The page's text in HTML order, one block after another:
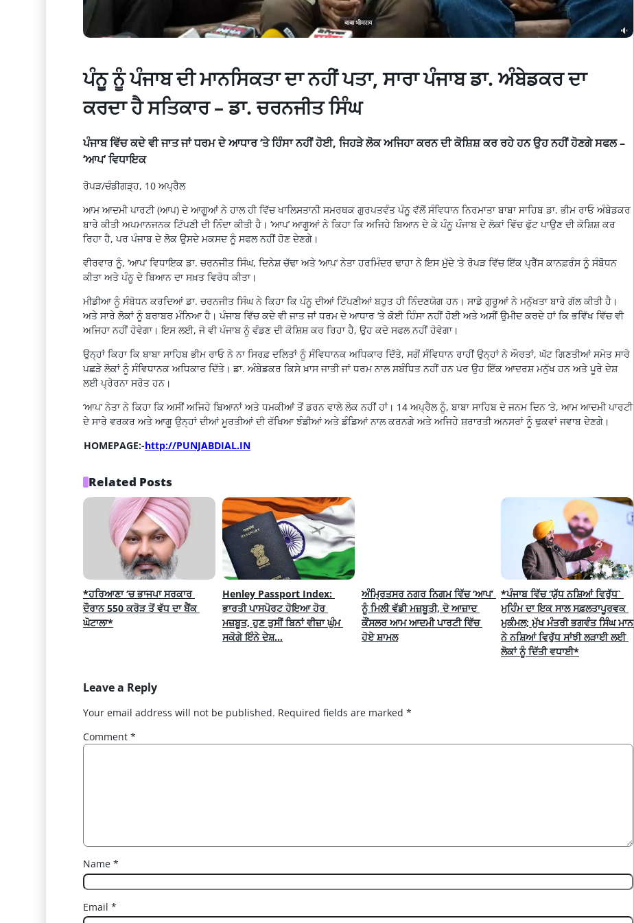
ਪੰਨੂ ਨੂੰ ਪੰਜਾਬ ਦੀ ਮਾਨਸਿਕਤਾ ਦਾ ਨਹੀਂ ਪਤਾ, ਸਾਰਾ ਪੰਜਾਬ ਡਾ. ਅੰਬੇਡਕਰ ਦਾ
ਕਰਦਾ ਹੈ ਸਤਿਕਾਰ – ਡਾ. ਚਰਨਜੀਤ ਸਿੰਘ
ਪੰਜਾਬ ਵਿੱਚ ਕਦੇ ਵੀ ਜਾਤ ਜਾਂ ਧਰਮ ਦੇ ਆਧਾਰ ‘ਤੇ ਹਿੰਸਾ ਨਹੀਂ ਹੋਈ, ਜਿਹੜੇ ਲੋਕ ਅਜਿਹਾ ਕਰਨ ਦੀ ਕੋਸ਼ਿਸ਼ ਕਰ ਰਹੇ ਹਨ ਉਹ ਨਹੀਂ ਹੋਣਗੇ ਸਫਲ –
‘ਆਪ’ ਵਿਧਾਇਕ
ਰੋਪੜ/ਚੰਡੀਗੜ੍ਹ, 10 ਅਪ੍ਰੈਲ
ਆਮ ਆਦਮੀ ਪਾਰਟੀ (ਆਪ) ਦੇ ਆਗੂਆਂ ਨੇ ਹਾਲ ਹੀ ਵਿੱਚ ਖਾਲਿਸਤਾਨੀ ਸਮਰਥਕ ਗੁਰਪਤਵੰਤ ਪੰਨੂ ਵੱਲੋਂ ਸੰਵਿਧਾਨ ਨਿਰਮਾਤਾ ਬਾਬਾ ਸਾਹਿਬ ਡਾ. ਭੀਮ ਰਾਓ ਅੰਬੇਡਕਰ
ਬਾਰੇ ਕੀਤੀ ਅਪਮਾਨਜਨਕ ਟਿੱਪਣੀ ਦੀ ਨਿੰਦਾ ਕੀਤੀ ਹੈ। ‘ਆਪ’ ਆਗੂਆਂ ਨੇ ਕਿਹਾ ਕਿ ਅਜਿਹੇ ਬਿਆਨ ਦੇ ਕੇ ਪੰਨੂ ਪੰਜਾਬ ਦੇ ਲੋਕਾਂ ਵਿੱਚ ਫੁੱਟ ਪਾਉਣ ਦੀ ਕੋਸ਼ਿਸ਼ ਕਰ
ਰਿਹਾ ਹੈ, ਪਰ ਪੰਜਾਬ ਦੇ ਲੋਕ ਉਸਦੇ ਮਕਸਦ ਨੂੰ ਸਫਲ ਨਹੀਂ ਹੋਣ ਦੇਣਗੇ।
ਵੀਰਵਾਰ ਨੂੰ, ‘ਆਪ’ ਵਿਧਾਇਕ ਡਾ. ਚਰਨਜੀਤ ਸਿੰਘ, ਦਿਨੇਸ਼ ਚੱਢਾ ਅਤੇ ‘ਆਪ’ ਨੇਤਾ ਹਰਮਿੰਦਰ ਢਾਹਾ ਨੇ ਇਸ ਮੁੱਦੇ ‘ਤੇ ਰੋਪੜ ਵਿੱਚ ਇੱਕ ਪ੍ਰੈੱਸ ਕਾਨਫ਼ਰੰਸ ਨੂੰ ਸੰਬੋਧਨ
ਕੀਤਾ ਅਤੇ ਪੰਨੂ ਦੇ ਬਿਆਨ ਦਾ ਸਖ਼ਤ ਵਿਰੋਧ ਕੀਤਾ।
ਮੀਡੀਆ ਨੂੰ ਸੰਬੋਧਨ ਕਰਦਿਆਂ ਡਾ. ਚਰਨਜੀਤ ਸਿੰਘ ਨੇ ਕਿਹਾ ਕਿ ਪੰਨੂ ਦੀਆਂ ਟਿੱਪਣੀਆਂ ਬਹੁਤ ਹੀ ਨਿੰਦਣਯੋਗ ਹਨ। ਸਾਡੇ ਗੁਰੂਆਂ ਨੇ ਮਨੁੱਖਤਾ ਬਾਰੇ ਗੱਲ ਕੀਤੀ ਹੈ।
ਅਤੇ ਸਾਰੇ ਲੋਕਾਂ ਨੂੰ ਬਰਾਬਰ ਮੰਨਿਆ ਹੈ। ਪੰਜਾਬ ਵਿੱਚ ਕਦੇ ਵੀ ਜਾਤ ਜਾਂ ਧਰਮ ਦੇ ਆਧਾਰ ‘ਤੇ ਕੋਈ ਹਿੰਸਾ ਨਹੀਂ ਹੋਈ ਅਤੇ ਅਸੀਂ ਉਮੀਦ ਕਰਦੇ ਹਾਂ ਕਿ ਭਵਿੱਖ ਵਿੱਚ ਵੀ
ਅਜਿਹਾ ਨਹੀਂ ਹੋਵੇਗਾ। ਇਸ ਲਈ, ਜੋ ਵੀ ਪੰਜਾਬ ਨੂੰ ਵੰਡਣ ਦੀ ਕੋਸ਼ਿਸ਼ ਕਰ ਰਿਹਾ ਹੈ, ਉਹ ਕਦੇ ਸਫਲ ਨਹੀਂ ਹੋਵੇਗਾ।
ਉਨ੍ਹਾਂ ਕਿਹਾ ਕਿ ਬਾਬਾ ਸਾਹਿਬ ਭੀਮ ਰਾਓ ਨੇ ਨਾ ਸਿਰਫ਼ ਦਲਿਤਾਂ ਨੂੰ ਸੰਵਿਧਾਨਕ ਅਧਿਕਾਰ ਦਿੱਤੇ, ਸਗੋਂ ਸੰਵਿਧਾਨ ਰਾਹੀਂ ਉਨ੍ਹਾਂ ਨੇ ਔਰਤਾਂ, ਘੱਟ ਗਿਣਤੀਆਂ ਸਮੇਤ ਸਾਰੇ
ਪਛੜੇ ਲੋਕਾਂ ਨੂੰ ਸੰਵਿਧਾਨਕ ਅਧਿਕਾਰ ਦਿੱਤੇ। ਡਾ. ਅੰਬੇਡਕਰ ਕਿਸੇ ਖ਼ਾਸ ਜਾਤੀ ਜਾਂ ਧਰਮ ਨਾਲ ਸਬੰਧਿਤ ਨਹੀਂ ਹਨ ਪਰ ਉਹ ਇੱਕ ਆਦਰਸ਼ ਮਨੁੱਖ ਹਨ ਅਤੇ ਪੂਰੇ ਦੇਸ਼
ਲਈ ਪ੍ਰੇਰਨਾ ਸਰੋਤ ਹਨ।
‘ਆਪ’ ਨੇਤਾ ਨੇ ਕਿਹਾ ਕਿ ਅਸੀਂ ਅਜਿਹੇ ਬਿਆਨਾਂ ਅਤੇ ਧਮਕੀਆਂ ਤੋਂ ਡਰਨ ਵਾਲੇ ਲੋਕ ਨਹੀਂ ਹਾਂ। 14 ਅਪ੍ਰੈਲ ਨੂੰ, ਬਾਬਾ ਸਾਹਿਬ ਦੇ ਜਨਮ ਦਿਨ ‘ਤੇ, ਆਮ ਆਦਮੀ ਪਾਰਟੀ
ਦੇ ਸਾਰੇ ਵਰਕਰ ਅਤੇ ਆਗੂ ਉਨ੍ਹਾਂ ਦੀਆਂ ਮੂਰਤੀਆਂ ਦੀ ਰੱਖਿਆ ਝੰਡੀਆਂ ਅਤੇ ਡੰਡਿਆਂ ਨਾਲ ਕਰਨਗੇ ਅਤੇ ਅਜਿਹੇ ਸ਼ਰਾਰਤੀ ਅਨਸਰਾਂ ਨੂੰ ਢੁਕਵਾਂ ਜਵਾਬ ਦੇਣਗੇ।
HOMEPAGE:-http://PUNJABDIAL.IN
Related Posts
*ਹਰਿਆਣਾ ‘ਚ ਭਾਜਪਾ ਸਰਕਾਰ
ਦੌਰਾਨ 550 ਕਰੋੜ ਤੋਂ ਵੱਧ ਦਾ ਬੈਂਕ
ਘੋਟਾਲਾ*
Henley Passport Index:
ਭਾਰਤੀ ਪਾਸਪੋਰਟ ਹੋਇਆ ਹੋਰ
ਮਜ਼ਬੂਤ, ਹੁਣ ਤੁਸੀਂ ਬਿਨਾਂ ਵੀਜ਼ਾ ਘੁੰਮ
ਸਕੋਗੇ ਇੰਨੇ ਦੇਸ਼…
ਅੰਮ੍ਰਿਤਸਰ ਨਗਰ ਨਿਗਮ ਵਿੱਚ ‘ਆਪ’
ਨੂੰ ਮਿਲੀ ਵੱਡੀ ਮਜ਼ਬੂਤੀ, ਦੋ ਆਜ਼ਾਦ
ਕੌਂਸਲਰ ਆਮ ਆਦਮੀ ਪਾਰਟੀ ਵਿੱਚ
ਹੋਏ ਸ਼ਾਮਲ
*ਪੰਜਾਬ ਵਿੱਚ ‘ਯੁੱਧ ਨਸ਼ਿਆਂ ਵਿਰੁੱਧ`
ਮੁਹਿੰਮ ਦਾ ਇਕ ਸਾਲ ਸਫ਼ਲਤਾਪੂਰਵਕ
ਮੁਕੰਮਲ; ਮੁੱਖ ਮੰਤਰੀ ਭਗਵੰਤ ਸਿੰਘ ਮਾਨ
ਨੇ ਨਸ਼ਿਆਂ ਵਿਰੁੱਧ ਸਾਂਝੀ ਲੜਾਈ ਲਈ
ਲੋਕਾਂ ਨੂੰ ਦਿੱਤੀ ਵਧਾਈ*
Leave a Reply
Your email address will not be published. Required fields are marked *
Comment *
Name *
Email *